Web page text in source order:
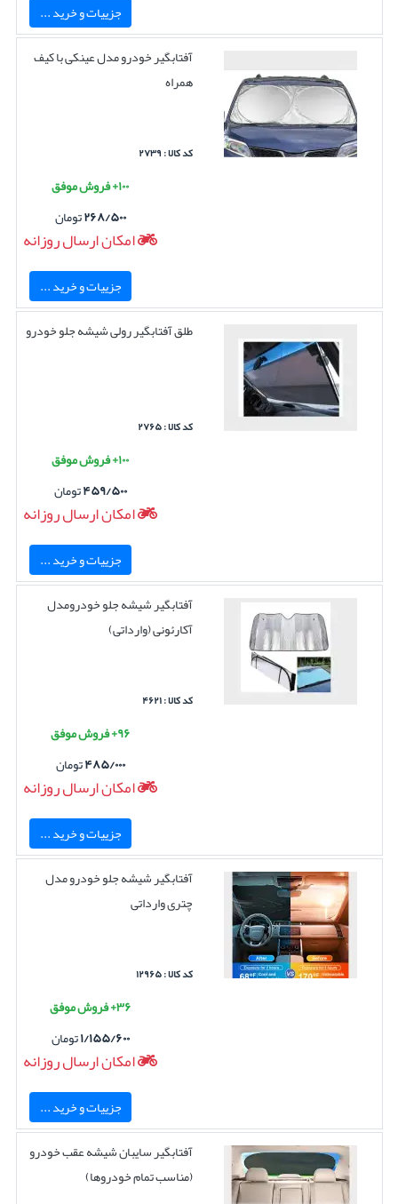
جزییات و خرید ...
آفتابگیر خودرو مدل عینکی با کیف
همراه
کد کالا : ۲۷۳۹
۱۰۰+ فروش موفق
۲۶۸/۵۰۰تومان
امکان ارسال روزانه
جزییات و خرید ...
طلق آفتابگیر رولی شیشه جلو خودرو
کد کالا : ۲۷۶۵
۱۰۰+ فروش موفق
۴۵۹/۵۰۰تومان
امکان ارسال روزانه
جزییات و خرید ...
آفتابگیر شیشه جلو خودرومدل
آکارئونی (وارداتی)
کد کالا : ۴۶۲۱
۹۶+ فروش موفق
۴۸۵/۰۰۰تومان
امکان ارسال روزانه
جزییات و خرید ...
آفتابگیر شیشه جلو خودرو مدل
چتری وارداتی
کد کالا : ۱۲۹۶۵
۳۶+ فروش موفق
۱/۱۵۵/۶۰۰تومان
امکان ارسال روزانه
جزییات و خرید ...
آفتابگیر سایبان شیشه عقب خودرو
(مناسب تمام خودروها)